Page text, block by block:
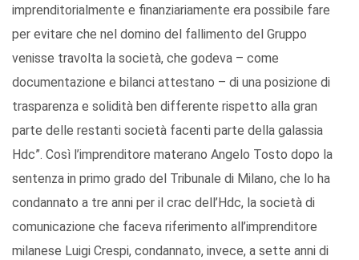
imprenditorialmente e finanziariamente era possibile fare
per evitare che nel domino del fallimento del Gruppo
venisse travolta la società, che godeva – come
documentazione e bilanci attestano – di una posizione di
trasparenza e solidità ben differente rispetto alla gran
parte delle restanti società facenti parte della galassia
Hdc”. Così l’imprenditore materano Angelo Tosto dopo la
sentenza in primo grado del Tribunale di Milano, che lo ha
condannato a tre anni per il crac dell’Hdc, la società di
comunicazione che faceva riferimento all’imprenditore
milanese Luigi Crespi, condannato, invece, a sette anni di